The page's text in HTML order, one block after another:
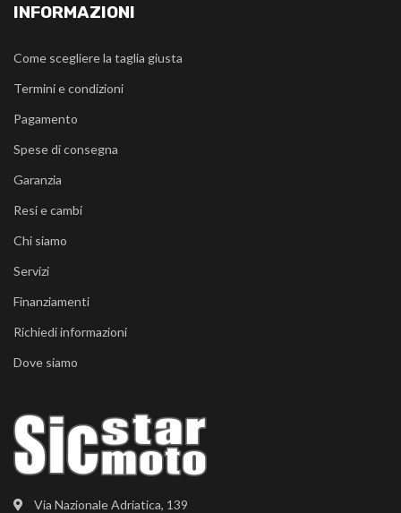
Via Nazionale Adriatica, 139
INFORMAZIONI
Come scegliere la taglia giusta
Termini e condizioni
Pagamento
Spese di consegna
Garanzia
Resi e cambi
Chi siamo
Servizi
Finanziamenti
Richiedi informazioni
Dove siamo